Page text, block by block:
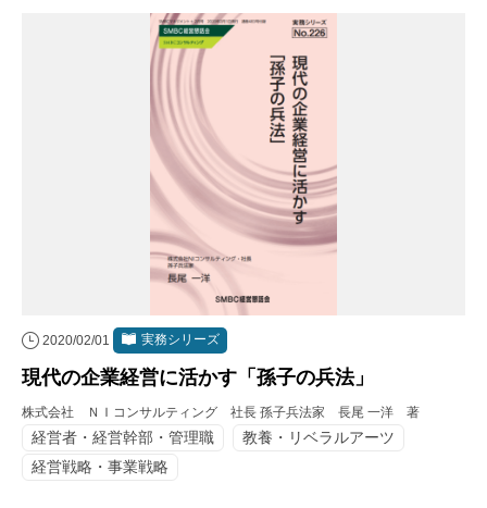
2020/02/01 実務シリーズ
現代の企業経営に活かす「孫子の兵法」
株式会社 ＮＩコンサルティング 社長 孫子兵法家 長尾 一洋 著
経営者・経営幹部・管理職
教養・リベラルアーツ
経営戦略・事業戦略